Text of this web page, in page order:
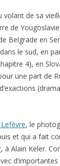
volant de sa
de
Belgrade en
le sud, en
4), en
une part de
, le
et qui a fait
, à Alain Keler.
d’importantes